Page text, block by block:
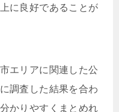
に良好であることが
エリアに関連した公
調査した結果を合わ
かりやすくまとめれ